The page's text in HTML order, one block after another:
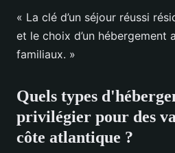
« La clé d’un séjour réussi
et le choix d’un hébergement
familiaux. »
Quels types
privilégier pour des
côte atlantique ?